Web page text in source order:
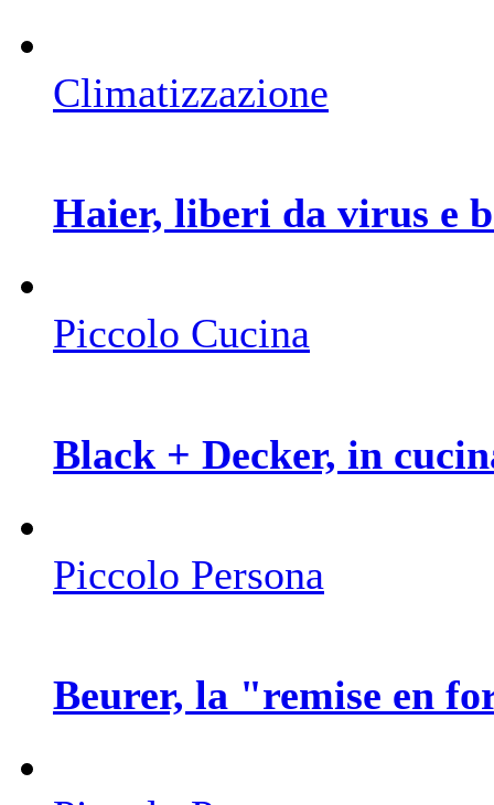
Climatizzazione
Haier, liberi da virus e
Piccolo Cucina
Black + Decker, in
Piccolo Persona
Beurer, la "remise en